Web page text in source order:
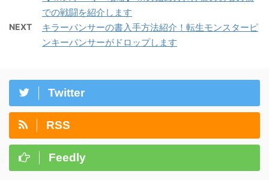
での戦闘を紹介します
NEXT
キラーパンサーの書入手方法紹介！転生モンスターピ
ンキーパンサーがドロップします
Twitter
RSS
Feedly